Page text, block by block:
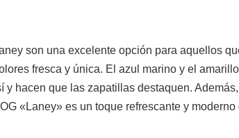
son una excelente opción para aquellos
fresca y única. El azul marino y el
y hacen que las zapatillas destaquen.
«Laney» es un toque refrescante y